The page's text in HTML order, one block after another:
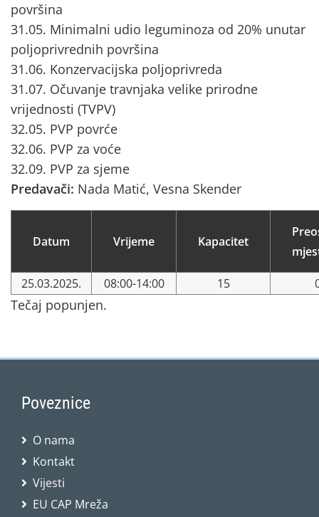
površina
31.05. Minimalni udio leguminoza od 20% unutar
poljoprivrednih površina
31.06. Konzervacijska poljoprivreda
31.07. Očuvanje travnjaka velike prirodne
vrijednosti (TVPV)
32.05. PVP povrće
32.06. PVP za voće
32.09. PVP za sjeme
Predavači: Nada Matić, Vesna Skender
Datum Vrijeme Kapacitet
25.03.2025. 08:00-14:00 15
Tečaj popunjen.
Poveznice
O nama
Kontakt
Vijesti
EU CAP Mreža